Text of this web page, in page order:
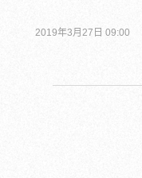
2019年3月27日 09:00